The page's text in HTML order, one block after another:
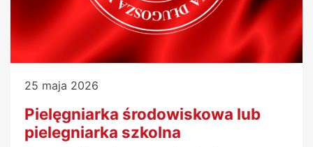
25 maja 2026
Pielęgniarka środowiskowa lub
pielegniarka szkolna